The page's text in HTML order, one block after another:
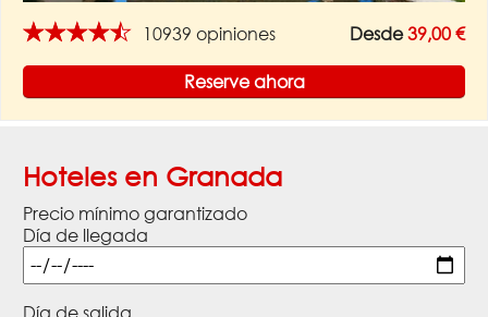
★★★★★ 10939 opiniones Desde39,00 €
Reserve ahora
Hoteles en Granada
Precio mínimo garantizado
Día de llegada